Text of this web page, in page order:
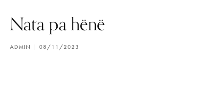
Nata pa hënë
ADMIN 08/11/2023